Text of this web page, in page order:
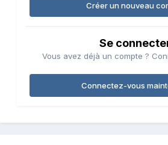
Créer un nouveau
Se
Vous avez déjà un compte ?
Connectez-vous